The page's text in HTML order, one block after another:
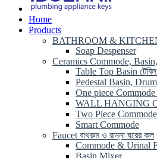
Home
Products
BATHROOM &
Soap Despenser
Ceramics Commode,
Table Top Basin টেবিল
Pedestal Basin, Drum
One piece Commode
WALL HANGING
Two Piece Commode
Smart Commode
Faucet বাথরুম ও রান্না ঘরের কল
Commode & Urinal
Basin Mixer